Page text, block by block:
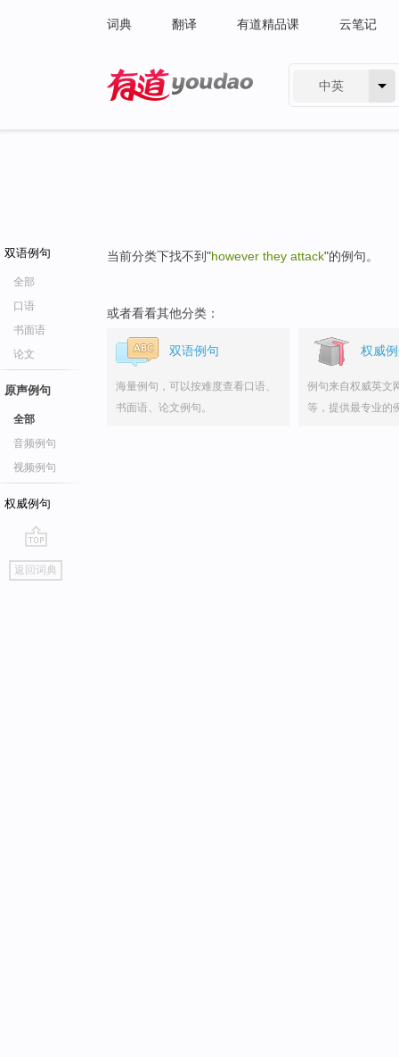
词典 翻译 有道精品课 云笔记
中英
双语例句
全部
口语
书面语
论文
原声例句
全部
音频例句
视频例句
权威例句
go
top
返回词典
当前分类下找不到"however they attack"的例句。
或者看看其他分类：
双语例句
海量例句，可以按难度查看口语、
书面语、论文例句。
权威
例句来自权威英文
等，提供最专业的